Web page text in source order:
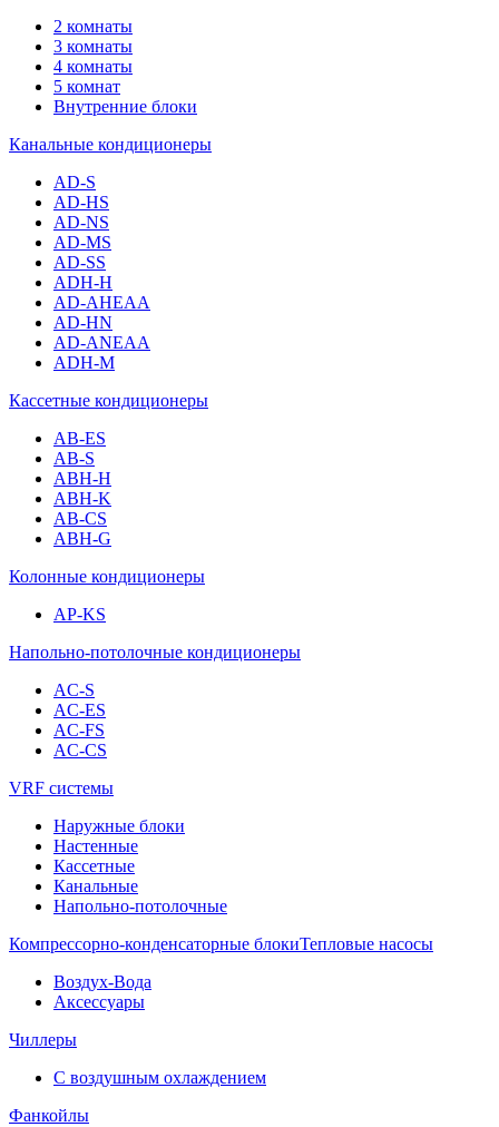
2 комнаты
3 комнаты
4 комнаты
5 комнат
Внутренние блоки
Канальные кондиционеры
AD-S
AD-HS
AD-NS
AD-MS
AD-SS
ADH-H
AD-AHEAA
AD-HN
AD-ANEAA
ADH-M
Кассетные кондиционеры
AB-ES
AB-S
ABH-H
ABH-K
AB-CS
ABH-G
Колонные кондиционеры
AP-KS
Напольно-потолочные кондиционеры
AC-S
AC-ES
AC-FS
AC-CS
VRF системы
Наружные блоки
Настенные
Кассетные
Канальные
Напольно-потолочные
Компрессорно-конденсаторные блокиТепловые насосы
Воздух-Вода
Аксессуары
Чиллеры
С воздушным охлаждением
Фанкойлы